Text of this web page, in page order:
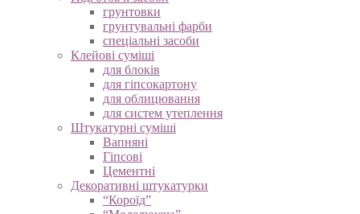
грунтовки
грунтувальні фарби
спеціальні засоби
Клейові суміші
для блоків
для гіпсокартону
для облицювання
для систем утеплення
Штукатурні суміші
Вапняні
Гіпсові
Цементні
Декоративні штукатурки
“Короїд”